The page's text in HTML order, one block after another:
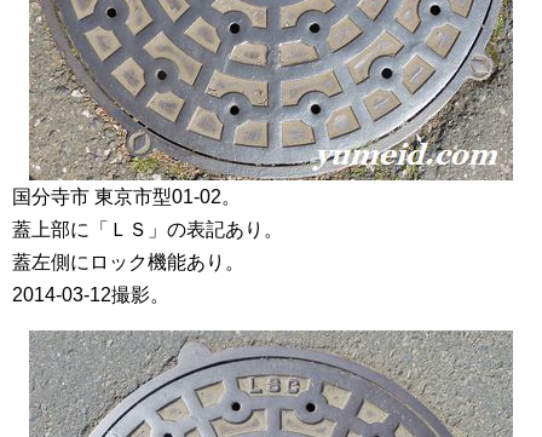
国分寺市 東京市型01-02。
蓋上部に「ＬＳ」の表記あり。
蓋左側にロック機能あり。
2014-03-12撮影。